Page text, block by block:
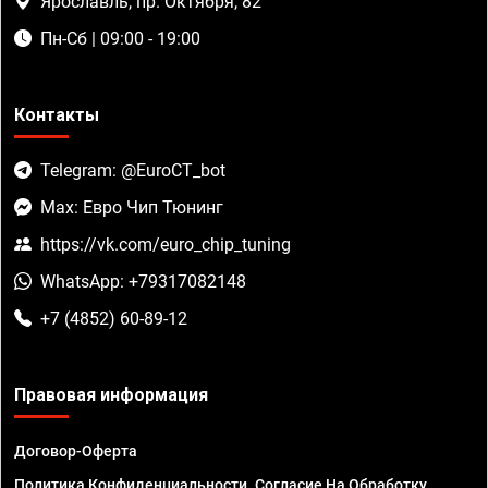
Пн-Сб | 09:00 - 19:00
Контакты
Telegram: @EuroCT_bot
Max: Евро Чип Тюнинг
https://vk.com/euro_chip_tuning
WhatsApp: +79317082148
+7 (4852) 60-89-12
Правовая информация
Договор-Оферта